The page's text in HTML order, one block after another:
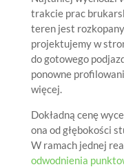
trakcie prac
teren jest
projektujemy w
do gotowego
ponowne
więcej.
Dokładną cenę
ona od głębokości
W ramach jednej
odwodnienia